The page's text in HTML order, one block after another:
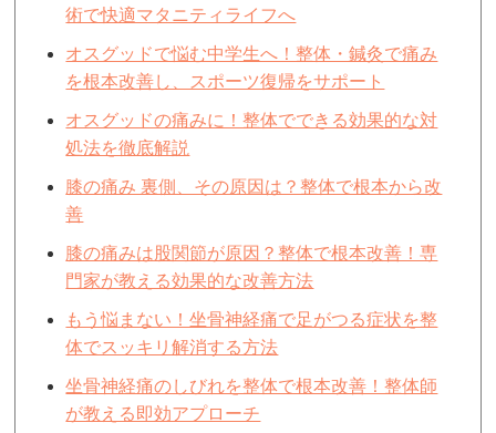
術で快適マタニティライフへ
オスグッドで悩む中学生へ！整体・鍼灸で痛み
を根本改善し、スポーツ復帰をサポート
オスグッドの痛みに！整体でできる効果的な対
処法を徹底解説
膝の痛み 裏側、その原因は？整体で根本から改
善
膝の痛みは股関節が原因？整体で根本改善！専
門家が教える効果的な改善方法
もう悩まない！坐骨神経痛で足がつる症状を整
体でスッキリ解消する方法
坐骨神経痛のしびれを整体で根本改善！整体師
が教える即効アプローチ